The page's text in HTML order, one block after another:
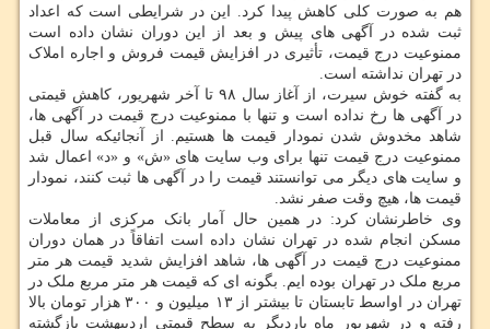
هم به صورت کلی کاهش پیدا کرد. این در شرایطی است که اعداد
ثبت شده در آگهی های پیش و بعد از این دوران نشان داده است
ممنوعیت درج قیمت، تأثیری در افزایش قیمت فروش و اجاره املاک
در تهران نداشته است.
به گفته خوش سیرت، از آغاز سال ۹۸ تا آخر شهریور، کاهش قیمتی
در آگهی ها رخ نداده است و تنها با ممنوعیت درج قیمت در آگهی ها،
شاهد مخدوش شدن نمودار قیمت ها هستیم. از آنجائیکه سال قبل
ممنوعیت درج قیمت تنها برای وب سایت های «ش» و «د» اعمال شد
و سایت های دیگر می توانستند قیمت را در آگهی ها ثبت کنند، نمودار
قیمت ها، هیچ وقت صفر نشد.
وی خاطرنشان کرد: در همین حال آمار بانک مرکزی از معاملات
مسکن انجام شده در تهران نشان داده است اتفاقاً در همان دوران
ممنوعیت درج قیمت در آگهی ها، شاهد افزایش شدید قیمت هر متر
مربع ملک در تهران بوده ایم. بگونه ای که قیمت هر متر مربع ملک در
تهران در اواسط تابستان تا بیشتر از ۱۳ میلیون و ۳۰۰ هزار تومان بالا
رفته و در شهریور ماه باردیگر به سطح قیمتی اردیبهشت بازگشته